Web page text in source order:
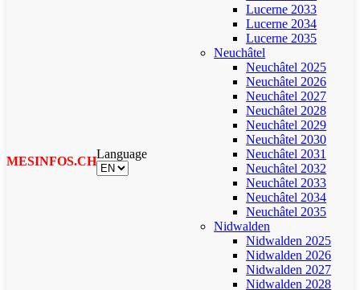
MESINFOS.CH
Language
Lucerne 2033
Lucerne 2034
Lucerne 2035
Neuchâtel
Neuchâtel 2025
Neuchâtel 2026
Neuchâtel 2027
Neuchâtel 2028
Neuchâtel 2029
Neuchâtel 2030
Neuchâtel 2031
Neuchâtel 2032
Neuchâtel 2033
Neuchâtel 2034
Neuchâtel 2035
Nidwalden
Nidwalden 2025
Nidwalden 2026
Nidwalden 2027
Nidwalden 2028